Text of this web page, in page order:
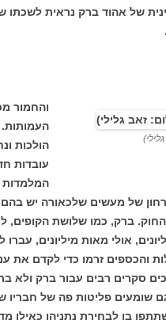
של אהוד ברק נראית לשכתו
והחמור
העמותות.
הולכות
עובדות
המלמדות
של מעשים שלכאורה יש
החוק. ברק, כמו שלושת הקופים,
אולי מאות מיליונים, עברו
והכספים זרמו כדי לקדם את
סקרים רבים עבור ברק ולא
שומעים פליטות פה של חבריו
בו לבחירת נתניהו כאילו